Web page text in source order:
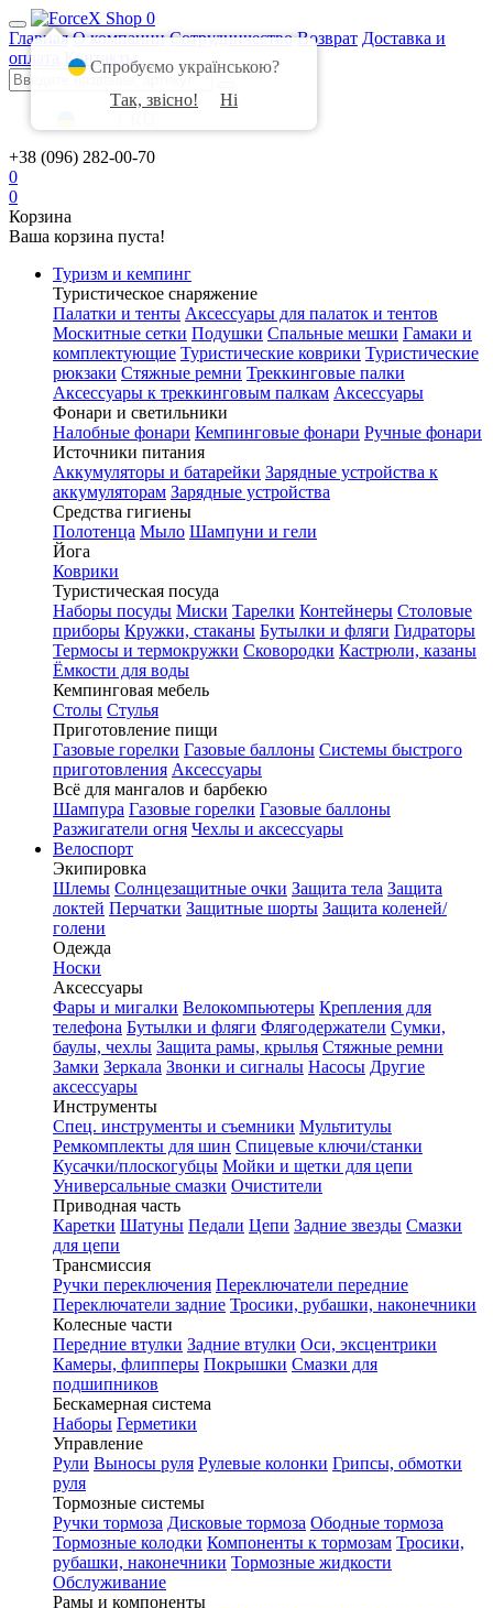
0
Главная О компании Сотрудничество Возврат Доставка и
оплата
Контакты
+38 (096) 282-00-70
0
0
Корзина
Ваша корзина пуста!
Туризм и кемпинг
Туристическое снаряжение
Палатки и тенты Аксессуары для палаток и тентов
Москитные сетки Подушки Спальные мешки Гамаки и
комплектующие Туристические коврики Туристические
рюкзаки Стяжные ремни Треккинговые палки
Аксессуары к треккинговым палкам Аксессуары
Фонари и светильники
Налобные фонари Кемпинговые фонари Ручные фонари
Источники питания
Аккумуляторы и батарейки Зарядные устройства к
аккумуляторам Зарядные устройства
Средства гигиены
Полотенца Мыло Шампуни и гели
Йога
Коврики
Туристическая посуда
Наборы посуды Миски Тарелки Контейнеры Столовые
приборы Кружки, стаканы Бутылки и фляги Гидраторы
Термосы и термокружки Сковородки Кастрюли, казаны
Ёмкости для воды
Кемпинговая мебель
Столы Стулья
Приготовление пищи
Газовые горелки Газовые баллоны Системы быстрого
приготовления Аксессуары
Всё для мангалов и барбекю
Шампура Газовые горелки Газовые баллоны
Разжигатели огня Чехлы и аксессуары
Велоспорт
Экипировка
Шлемы Солнцезащитные очки Защита тела Защита
локтей Перчатки Защитные шорты Защита коленей/
голени
Одежда
Носки
Аксессуары
Фары и мигалки Велокомпьютеры Крепления для
телефона Бутылки и фляги Флягодержатели Сумки,
баулы, чехлы Защита рамы, крылья Стяжные ремни
Замки Зеркала Звонки и сигналы Насосы Другие
аксессуары
Инструменты
Спец. инструменты и съемники Мультитулы
Ремкомплекты для шин Спицевые ключи/станки
Кусачки/плоскогубцы Мойки и щетки для цепи
Универсальные смазки Очистители
Приводная часть
Каретки Шатуны Педали Цепи Задние звезды Смазки
для цепи
Трансмиссия
Ручки переключения Переключатели передние
Переключатели задние Тросики, рубашки, наконечники
Колесные части
Передние втулки Задние втулки Оси, эксцентрики
Камеры, флипперы Покрышки Смазки для
подшипников
Бескамерная система
Наборы Герметики
Управление
Рули Выносы руля Рулевые колонки Грипсы, обмотки
руля
Тормозные системы
Ручки тормоза Дисковые тормоза Ободные тормоза
Тормозные колодки Компоненты к тормозам Тросики,
рубашки, наконечники Тормозные жидкости
Обслуживание
Рамы и компоненты
Спробуємо українською?
Так, звісно!
Ні